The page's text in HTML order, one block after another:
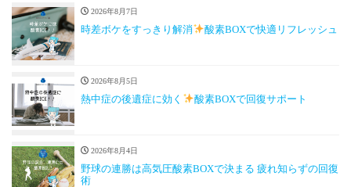
2026年8月7日
時差ボケをすっきり解消 酸素BOXで快適リフレッシュ
2026年8月5日
熱中症の後遺症に効く 酸素BOXで回復サポート
2026年8月4日
野球の連勝は高気圧酸素BOXで決まる 疲れ知らずの回復
術